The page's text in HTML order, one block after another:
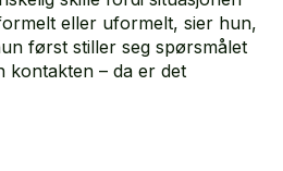
eller uformelt, sier hun,
først stiller seg spørsmålet
kontakten – da er det